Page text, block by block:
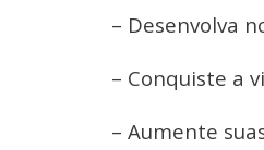
– Desenvolva
– Conquiste a
– Aumente